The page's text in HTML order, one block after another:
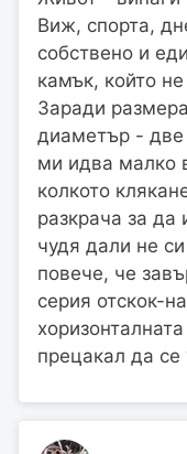
Виж, спорта,
собствено и
камък, който
Заради
диаметър - две
ми идва малко
колкото
разкрача за да
чудя дали не
повече, че
серия отскок-
прецакал да